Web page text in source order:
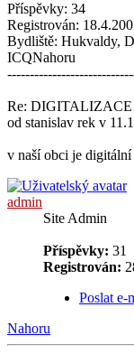
Příspěvky: 34
Registrován:
Bydliště: Hukvaldy,
ICQNahoru
Re:
od stanislav rek v
v naší obci je
admin
Site Admin
Příspěvky: 31
Registrován:
Poslat e-
Nahoru